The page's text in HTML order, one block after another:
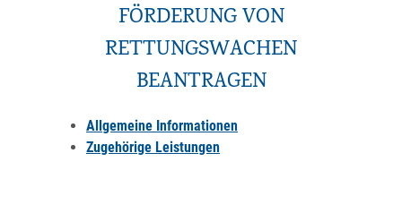
FÖRDERUNG VON
RETTUNGSWACHEN
BEANTRAGEN
Allgemeine Informationen
Zugehörige Leistungen